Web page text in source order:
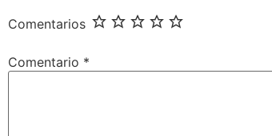
Comentarios
Comentario *